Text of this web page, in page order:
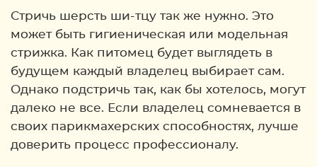
Стричь шерсть ши-тцу так же нужно. Это
может быть гигиеническая или модельная
стрижка. Как питомец будет выглядеть в
будущем каждый владелец выбирает сам.
Однако подстричь так, как бы хотелось, могут
далеко не все. Если владелец сомневается в
своих парикмахерских способностях, лучше
доверить процесс профессионалу.